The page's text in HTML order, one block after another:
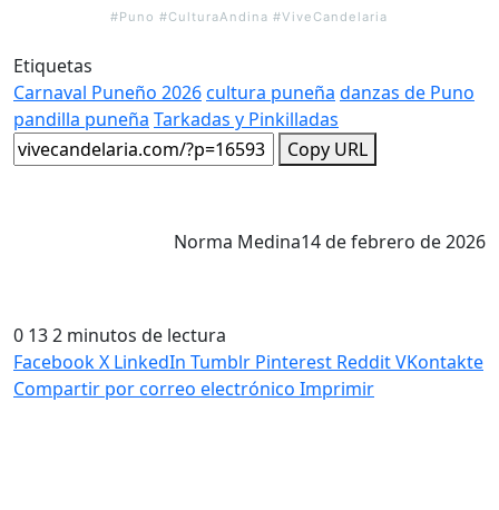
#Puno #CulturaAndina #ViveCandelaria
Etiquetas
Carnaval Puneño 2026cultura puneña danzas de Puno
pandilla puneña Tarkadas y Pinkilladas
Copy URL
Norma Medina14 de febrero de 2026
0 132 minutos de lectura
FacebookX LinkedIn Tumblr Pinterest RedditVKontakte
Compartir por correo electrónico Imprimir